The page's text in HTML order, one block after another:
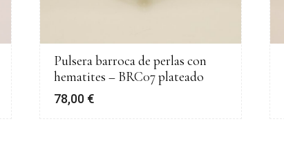
Pulsera barroca de perlas con
hematites – BRC07 plateado
78,00 €